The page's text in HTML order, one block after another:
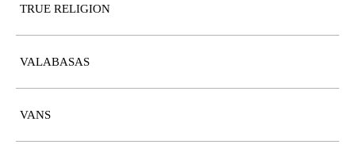
TRUE RELIGION
VALABASAS
VANS